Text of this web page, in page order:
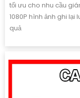
tối ưu cho nhu cầu
1080P hình ảnh ghi
quả